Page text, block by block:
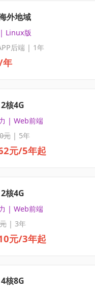
外地域
Linux版
后端 | 1年
核4G
| Web前端
元| 5年
元/5年起
核4G
| Web前端
| 3年
元/3年起
核8G